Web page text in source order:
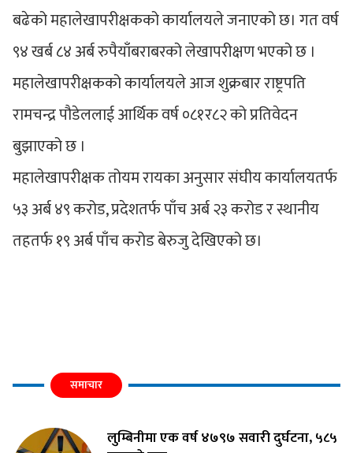
बढेको महालेखापरीक्षकको कार्यालयले जनाएको छ। गत वर्ष
९४ खर्ब ८४ अर्ब रुपैयाँबराबरको लेखापरीक्षण भएको छ ।
महालेखापरीक्षकको कार्यालयले आज शुक्रबार राष्ट्रपति
रामचन्द्र पौडेललाई आर्थिक वर्ष ०८१र८२ को प्रतिवेदन
बुझाएको छ ।
महालेखापरीक्षक तोयम रायका अनुसार संघीय कार्यालयतर्फ
५३ अर्ब ४९ करोड, प्रदेशतर्फ पाँच अर्ब २३ करोड र स्थानीय
तहतर्फ १९ अर्ब पाँच करोड बेरुजु देखिएको छ।
समाचार
लुम्बिनीमा एक वर्ष ४७९७ सवारी दुर्घटना, ५८५